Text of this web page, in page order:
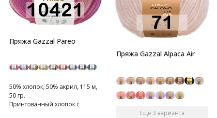
Пряжа Gazzal Pareo
50% хлопок, 50% акрил, 115 м,
50 гр.
Принтованный хлопок с
Пряжа Gazzal Alpaca Air
Ещё 3 варианта